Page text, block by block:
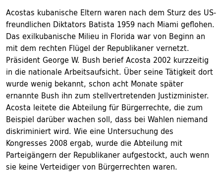
Acostas kubanische Eltern waren nach dem Sturz des US-
freundlichen Diktators Batista 1959 nach Miami geflohen.
Das exilkubanische Milieu in Florida war von Beginn an
mit dem rechten Flügel der Republikaner vernetzt.
Präsident George W. Bush berief Acosta 2002 kurzzeitig
in die nationale Arbeitsaufsicht. Über seine Tätigkeit dort
wurde wenig bekannt, schon acht Monate später
ernannte Bush ihn zum stellvertretenden Justizminister.
Acosta leitete die Abteilung für Bürgerrechte, die zum
Beispiel darüber wachen soll, dass bei Wahlen niemand
diskriminiert wird. Wie eine Untersuchung des
Kongresses 2008 ergab, wurde die Abteilung mit
Parteigängern der Republikaner aufgestockt, auch wenn
sie keine Verteidiger von Bürgerrechten waren.